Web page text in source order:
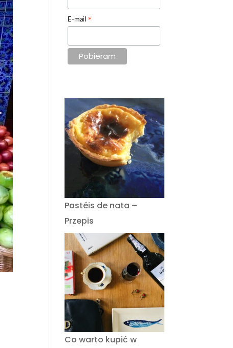
E-mail *
Pastéis de nata –
Przepis
Co warto kupić w